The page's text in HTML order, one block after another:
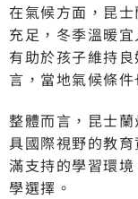
在氣候方面，昆
充足，冬季溫暖
有助於孩子維持
言，當地氣候條
整體而言，昆士
具國際視野的教
滿支持的學習環
學選擇。